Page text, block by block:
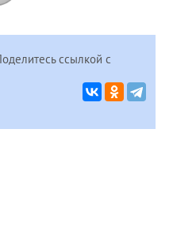
ссылкой с